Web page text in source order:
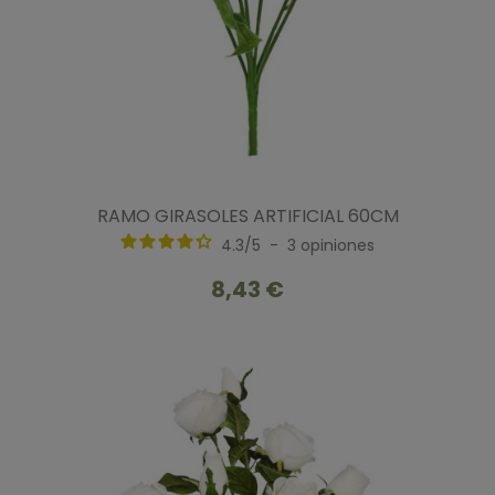
RAMO GIRASOLES ARTIFICIAL 60CM
4.3/5 - 3 opiniones
8,43 €